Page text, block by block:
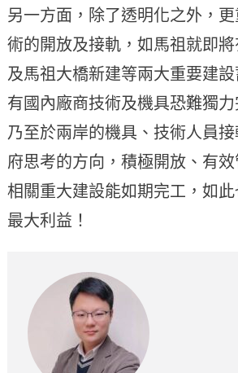
另一方面，除了透明化之外，
術的開放及接軌，如馬祖就即
及馬祖大橋新建等兩大重要建
有國內廠商技術及機具恐難獨
乃至於兩岸的機具、技術人員
府思考的方向，積極開放、有
相關重大建設能如期完工，如
最大利益！